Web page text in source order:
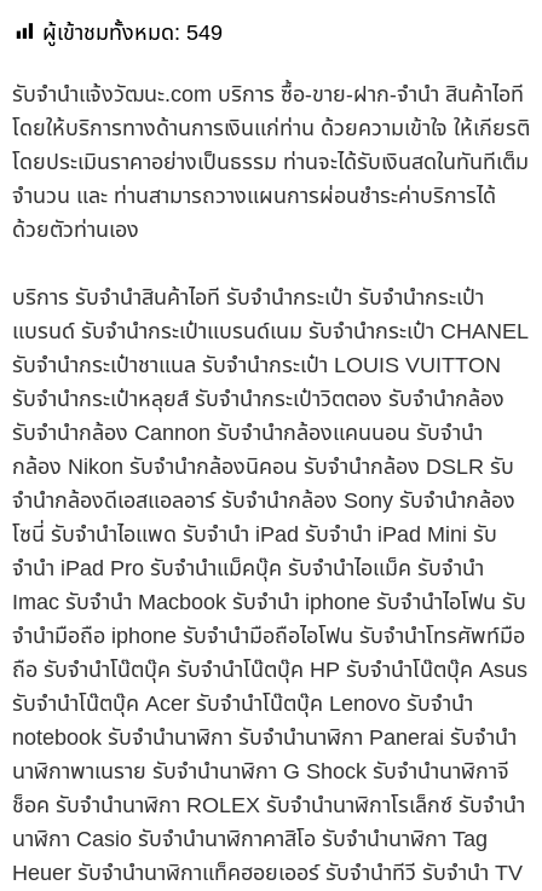
ผู้เข้าชมทั้งหมด: 549
รับจํานําแจ้งวัฒนะ.com บริการ ซื้อ-ขาย-ฝาก-จำนำ สินค้าไอที
โดยให้บริการทางด้านการเงินแก่ท่าน ด้วยความเข้าใจ ให้เกียรติ
โดยประเมินราคาอย่างเป็นธรรม ท่านจะได้รับเงินสดในทันทีเต็ม
จำนวน และ ท่านสามารถวางแผนการผ่อนชำระค่าบริการได้
ด้วยตัวท่านเอง
บริการ รับจำนำสินค้าไอที รับจำนำกระเป๋า รับจำนำกระเป๋า
แบรนด์ รับจำนำกระเป๋าแบรนด์เนม รับจำนำกระเป๋า CHANEL
รับจำนำกระเป๋าชาแนล รับจำนำกระเป๋า LOUIS VUITTON
รับจำนำกระเป๋าหลุยส์ รับจำนำกระเป๋าวิตตอง รับจำนำกล้อง
รับจำนำกล้อง Cannon รับจำนำกล้องแคนนอน รับจำนำ
กล้อง Nikon รับจำนำกล้องนิคอน รับจำนำกล้อง DSLR รับ
จำนำกล้องดีเอสแอลอาร์ รับจำนำกล้อง Sony รับจำนำกล้อง
โซนี่ รับจำนำไอแพด รับจำนำ iPad รับจำนำ iPad Mini รับ
จำนำ iPad Pro รับจำนำแม็คบุ๊ค รับจำนำไอแม็ค รับจำนำ
Imac รับจำนำ Macbook รับจำนำ iphone รับจำนำไอโฟน รับ
จำนำมือถือ iphone รับจำนำมือถือไอโฟน รับจำนำโทรศัพท์มือ
ถือ รับจำนำโน๊ตบุ๊ค รับจำนำโน๊ตบุ๊ค HP รับจำนำโน๊ตบุ๊ค Asus
รับจำนำโน๊ตบุ๊ค Acer รับจำนำโน๊ตบุ๊ค Lenovo รับจำนำ
notebook รับจำนำนาฬิกา รับจำนำนาฬิกา Panerai รับจำนำ
นาฬิกาพาเนราย รับจำนำนาฬิกา G Shock รับจำนำนาฬิกาจี
ช็อค รับจำนำนาฬิกา ROLEX รับจำนำนาฬิกาโรเล็กซ์ รับจำนำ
นาฬิกา Casio รับจำนำนาฬิกาคาสิโอ รับจำนำนาฬิกา Tag
Heuer รับจำนำนาฬิกาแท็คฮอยเออร์ รับจำนำทีวี รับจำนำ TV